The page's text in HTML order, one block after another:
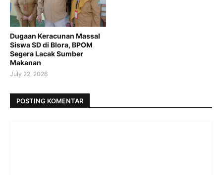
Dugaan Keracunan Massal
Siswa SD di Blora, BPOM
Segera Lacak Sumber
Makanan
July 22, 2026
POSTING KOMENTAR